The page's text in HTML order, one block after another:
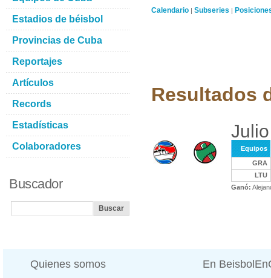
Calendario | Subseries |
Resultados
Equipos
GRA
LTU
Ganó:
Estadios de béisbol
Provincias de Cuba
Reportajes
Artículos
Records
Estadísticas
Colaboradores
Buscador
Quienes somos En